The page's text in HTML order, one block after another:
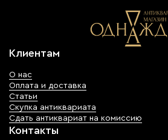
Клиентам
О нас
Оплата и доставка
Статьи
Скупка антиквариата
Сдать антиквариат на комиссию
Контакты